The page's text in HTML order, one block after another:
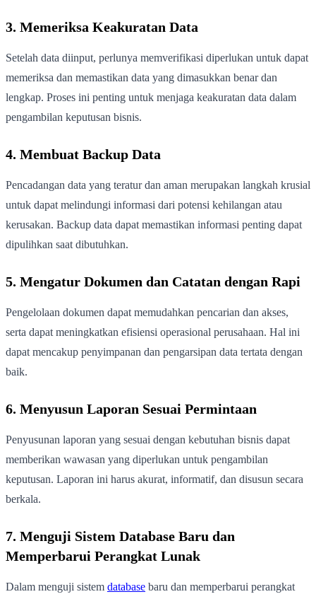
3. Memeriksa Keakuratan Data
Setelah data diinput, perlunya memverifikasi diperlukan untuk dapat
memeriksa dan memastikan data yang dimasukkan benar dan
lengkap. Proses ini penting untuk menjaga keakuratan data dalam
pengambilan keputusan bisnis.
4. Membuat Backup Data
Pencadangan data yang teratur dan aman merupakan langkah krusial
untuk dapat melindungi informasi dari potensi kehilangan atau
kerusakan. Backup data dapat memastikan informasi penting dapat
dipulihkan saat dibutuhkan.
5. Mengatur Dokumen dan Catatan dengan Rapi
Pengelolaan dokumen dapat memudahkan pencarian dan akses,
serta dapat meningkatkan efisiensi operasional perusahaan. Hal ini
dapat mencakup penyimpanan dan pengarsipan data tertata dengan
baik.
6. Menyusun Laporan Sesuai Permintaan
Penyusunan laporan yang sesuai dengan kebutuhan bisnis dapat
memberikan wawasan yang diperlukan untuk pengambilan
keputusan. Laporan ini harus akurat, informatif, dan disusun secara
berkala.
7. Menguji Sistem Database Baru dan
Memperbarui Perangkat Lunak
Dalam menguji sistem database baru dan memperbarui perangkat